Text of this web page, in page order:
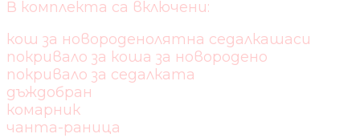
В комплекта са включени:
кош за новороденолятна седалкашаси
покривало за коша за новородено
покривало за седалката
дъждобран
комарник
чанта-раница